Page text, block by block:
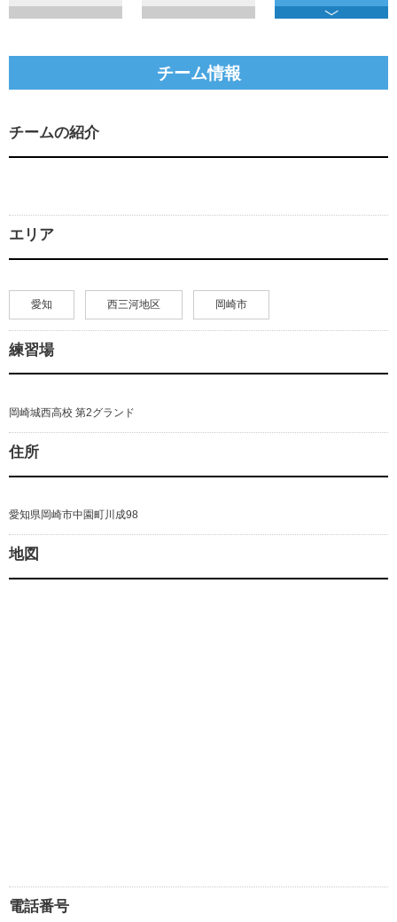
チーム情報
チームの紹介
エリア
愛知 西三河地区 岡崎市
練習場
岡崎城西高校 第2グランド
住所
愛知県岡崎市中園町川成98
地図
電話番号